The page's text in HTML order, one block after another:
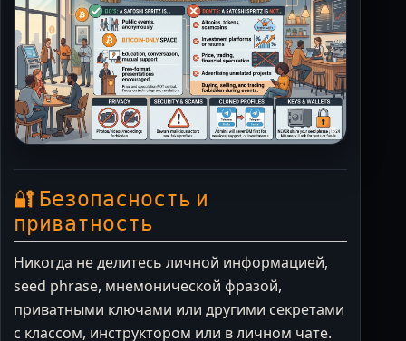
🔐 Безопасность и
приватность
Никогда не делитесь личной информацией,
seed phrase, мнемонической фразой,
приватными ключами или другими секретами
с классом, инструктором или в личном чате.